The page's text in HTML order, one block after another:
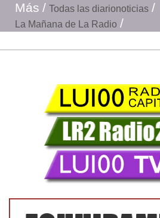
Más
Todas las diarionoticias
La Mañana de La Radio